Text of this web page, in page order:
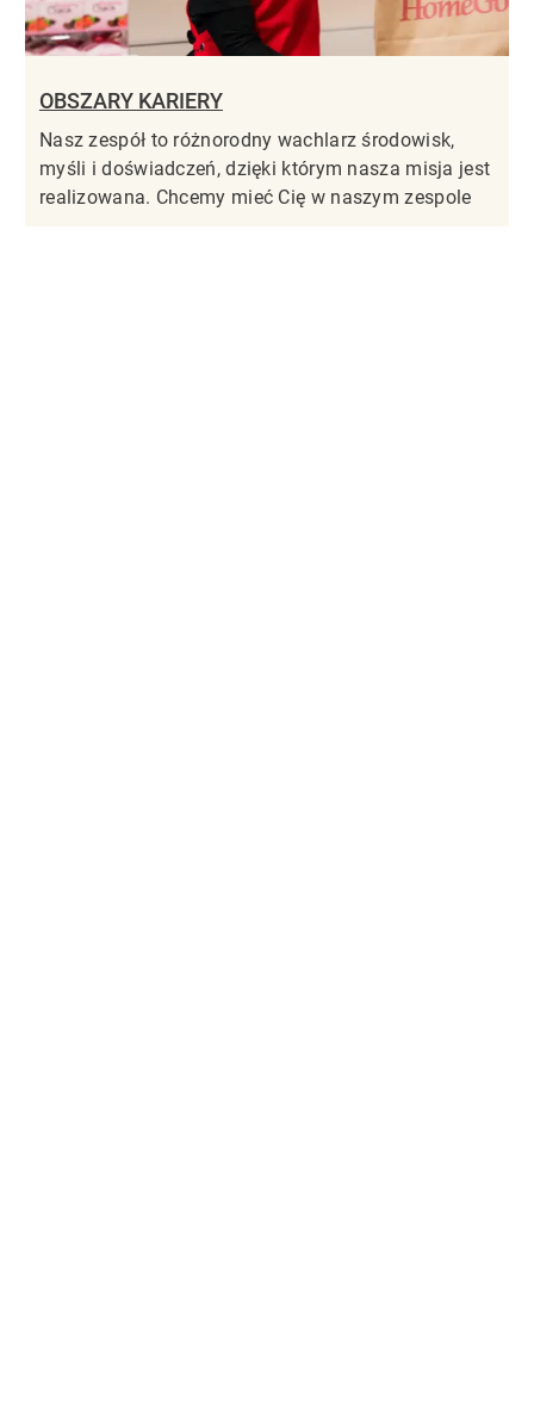
OBSZARY KARIERY
Nasz zespół to różnorodny wachlarz środowisk,
myśli i doświadczeń, dzięki którym nasza misja jest
realizowana. Chcemy mieć Cię w naszym zespole